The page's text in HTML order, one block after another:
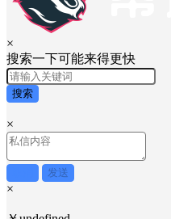
×
搜索一下可能来得更快
搜索
×
发送
×